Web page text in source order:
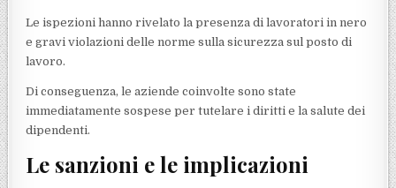
Le ispezioni hanno rivelato la presenza di lavoratori in nero
e gravi violazioni delle norme sulla sicurezza sul posto di
lavoro.
Di conseguenza, le aziende coinvolte sono state
immediatamente sospese per tutelare i diritti e la salute dei
dipendenti.
Le sanzioni e le implicazioni